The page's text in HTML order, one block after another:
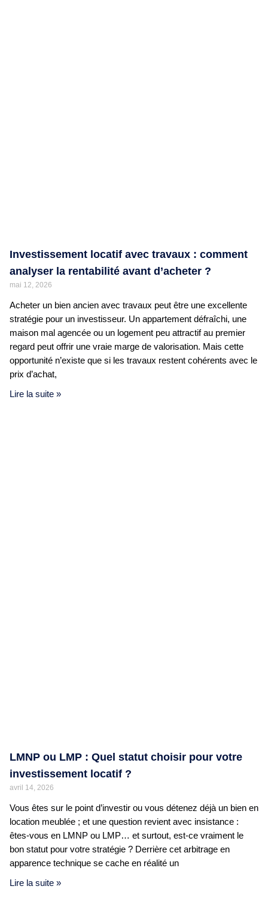
Investissement locatif avec travaux : comment
analyser la rentabilité avant d’acheter ?
mai 12, 2026
Acheter un bien ancien avec travaux peut être une excellente
stratégie pour un investisseur. Un appartement défraîchi, une
maison mal agencée ou un logement peu attractif au premier
regard peut offrir une vraie marge de valorisation. Mais cette
opportunité n’existe que si les travaux restent cohérents avec le
prix d’achat,
Lire la suite »
LMNP ou LMP : Quel statut choisir pour votre
investissement locatif ?
avril 14, 2026
Vous êtes sur le point d’investir ou vous détenez déjà un bien en
location meublée ; et une question revient avec insistance :
êtes-vous en LMNP ou LMP… et surtout, est-ce vraiment le
bon statut pour votre stratégie ? Derrière cet arbitrage en
apparence technique se cache en réalité un
Lire la suite »